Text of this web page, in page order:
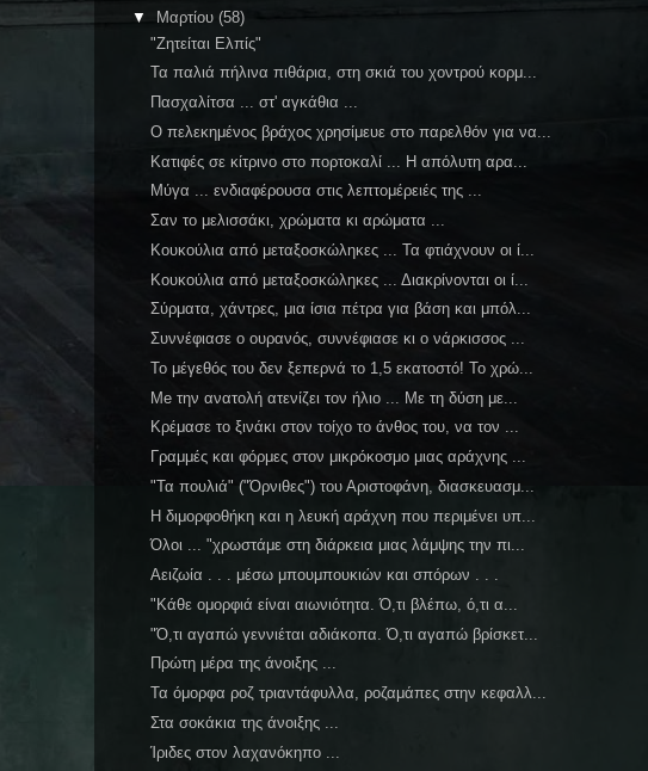
▼
Μαρτίου (58)
"Ζητείται Ελπίς"
Τα παλιά πήλινα πιθάρια, στη σκιά του χοντρού κορμ...
Πασχαλίτσα ... στ' αγκάθια ...
Ο πελεκημένος βράχος χρησίμευε στο παρελθόν για να...
Κατιφές σε κίτρινο στο πορτοκαλί ... Η απόλυτη αρα...
Μύγα ... ενδιαφέρουσα στις λεπτομέρειές της ...
Σαν το μελισσάκι, χρώματα κι αρώματα ...
Κουκούλια από μεταξοσκώληκες ... Τα φτιάχνουν οι ί...
Κουκούλια από μεταξοσκώληκες ... Διακρίνονται οι ί...
Σύρματα, χάντρες, μια ίσια πέτρα για βάση και μπόλ...
Συννέφιασε ο ουρανός, συννέφιασε κι ο νάρκισσος ...
Το μέγεθός του δεν ξεπερνά το 1,5 εκατοστό! Το χρώ...
Me την ανατολή ατενίζει τον ήλιο ... Mε τη δύση με...
Κρέμασε το ξινάκι στον τοίχο το άνθος του, να τον ...
Γραμμές και φόρμες στον μικρόκοσμο μιας αράχνης ...
"Τα πουλιά" ("Όρνιθες") του Αριστοφάνη, διασκευασμ...
Η διμορφοθήκη και η λευκή αράχνη που περιμένει υπ...
Όλοι ... "χρωστάμε στη διάρκεια μιας λάμψης την πι...
Αειζωία . . . μέσω μπουμπουκιών και σπόρων . . .
"Κάθε ομορφιά είναι αιωνιότητα. Ό,τι βλέπω, ό,τι α...
"Ό,τι αγαπώ γεννιέται αδιάκοπα. Ό,τι αγαπώ βρίσκετ...
Πρώτη μέρα της άνοιξης ...
Τα όμορφα ροζ τριαντάφυλλα, ροζαμάπες στην κεφαλλ...
Στα σοκάκια της άνοιξης ...
Ίριδες στον λαχανόκηπο ...